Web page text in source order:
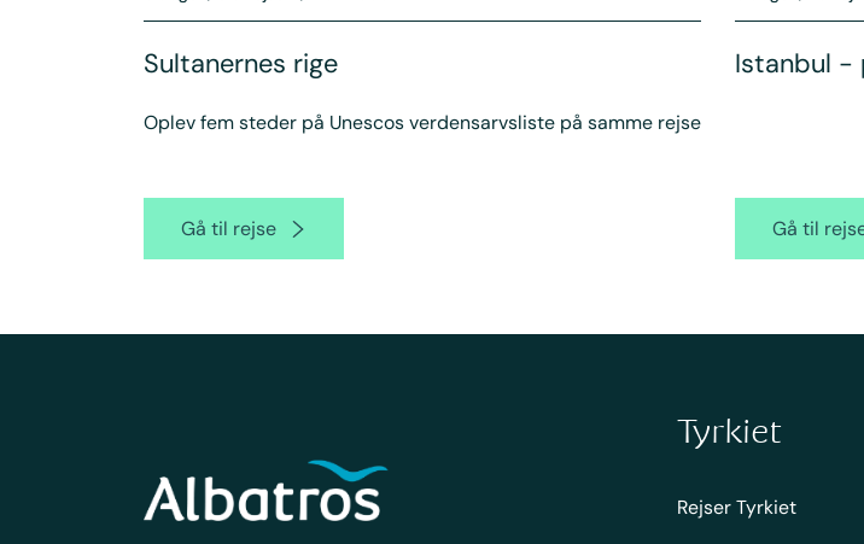
Sultanernes rige
Oplev fem steder på Unescos verdensarvsliste på samme rejse
Gå til rejse
Istanbul -
Gå til
Tyrkiet
Rejser Tyrkiet